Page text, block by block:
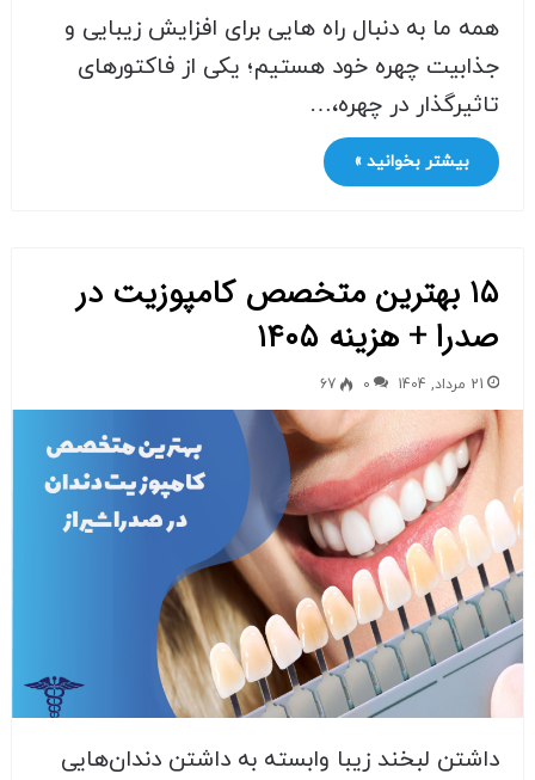
همه ما به دنبال راه هایی برای افزایش زیبایی و
جذابیت چهره خود هستیم؛ یکی از فاکتورهای
تاثیرگذار در چهره،…
بیشتر بخوانید »
۱۵ بهترین متخصص کامپوزیت در
صدرا + هزینه ۱۴۰۵
21 مرداد, 1404 0
67
داشتن لبخند زیبا وابسته به داشتن دندان‌هایی